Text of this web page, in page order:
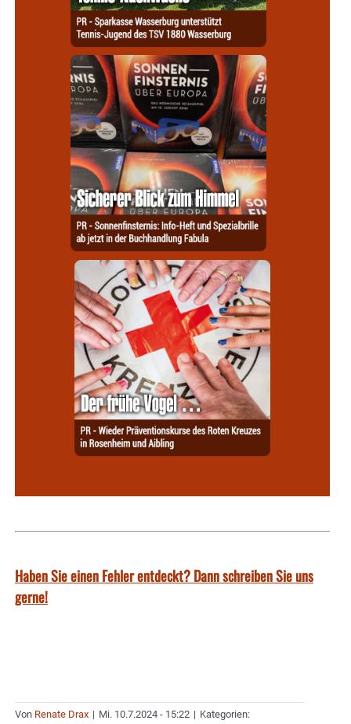
Haben Sie einen Fehler entdeckt? Dann schreiben Sie uns
gerne!
Von Renate Drax | Mi. 10.7.2024 - 15:22 | Kategorien: